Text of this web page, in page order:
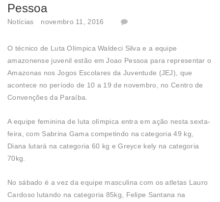
Pessoa
Notícias novembro 11, 2016
O técnico de Luta Olímpica Waldeci Silva e a equipe
amazonense juvenil estão em Joao Pessoa para representar o
Amazonas nos Jogos Escolares da Juventude (JEJ), que
acontece no período de 10 a 19 de novembro, no Centro de
Convenções da Paraíba.
A equipe feminina de luta olímpica entra em ação nesta sexta-
feira, com Sabrina Gama competindo na categoria 49 kg,
Diana lutará na categoria 60 kg e Greyce kely na categoria
70kg.
No sábado é a vez da equipe masculina com os atletas Lauro
Cardoso lutando na categoria 85kg, Felipe Santana na